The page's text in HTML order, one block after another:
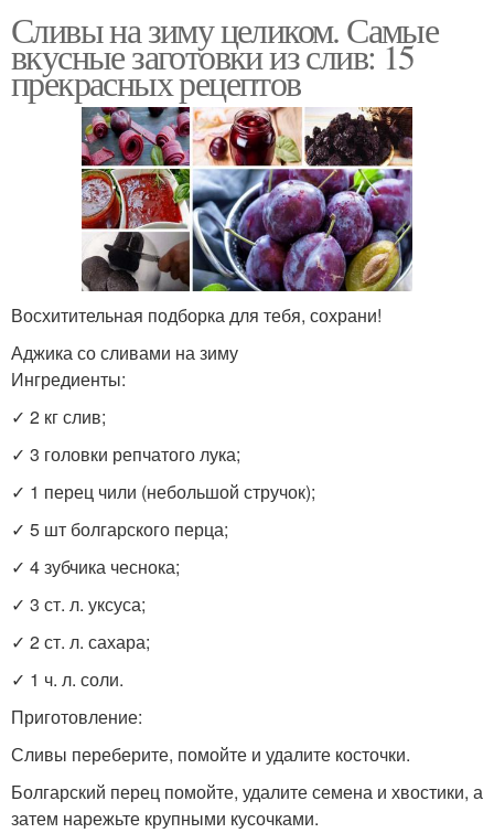
Сливы на зиму целиком. Самые
вкусные заготовки из слив: 15
прекрасных рецептов
Восхитительная подборка для тебя, сохрани!
Аджика со сливами на зиму
Ингредиенты:
✓ 2 кг слив;
✓ 3 головки репчатого лука;
✓ 1 перец чили (небольшой стручок);
✓ 5 шт болгарского перца;
✓ 4 зубчика чеснока;
✓ 3 ст. л. уксуса;
✓ 2 ст. л. сахара;
✓ 1 ч. л. соли.
Приготовление:
Сливы переберите, помойте и удалите косточки.
Болгарский перец помойте, удалите семена и хвостики, а
затем нарежьте крупными кусочками.